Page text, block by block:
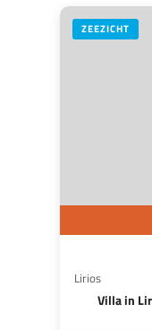
ZEEZICHT
Lirios
Villa in